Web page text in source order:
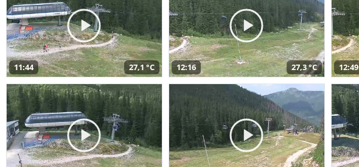
11:44 27,1 °C 12:16 27,3 °C 12:49